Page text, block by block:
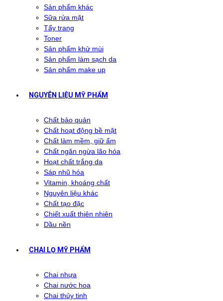
Sản phẩm khác
Sữa rửa mặt
Tẩy trang
Toner
Sản phẩm khử mùi
Sản phẩm làm sạch da
Sản phẩm make up
NGUYÊN LIỆU MỸ PHẨM
Chất bảo quản
Chất hoạt động bề mặt
Chất làm mềm, giữ ẩm
Chất ngăn ngừa lão hóa
Hoạt chất trắng da
Sáp nhũ hóa
Vitamin, khoáng chất
Nguyên liệu khác
Chất tạo đặc
Chiết xuất thiên nhiên
Dầu nền
CHAI LỌ MỸ PHẨM
Chai nhựa
Chai nước hoa
Chai thủy tinh